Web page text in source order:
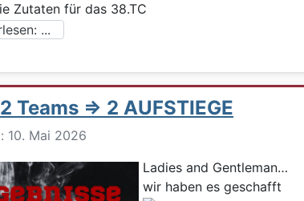
Zutaten für das 38.TC
...
Teams => 2 AUFSTIEGE
10. Mai 2026
Ladies and Gentleman…
wir haben es geschafft